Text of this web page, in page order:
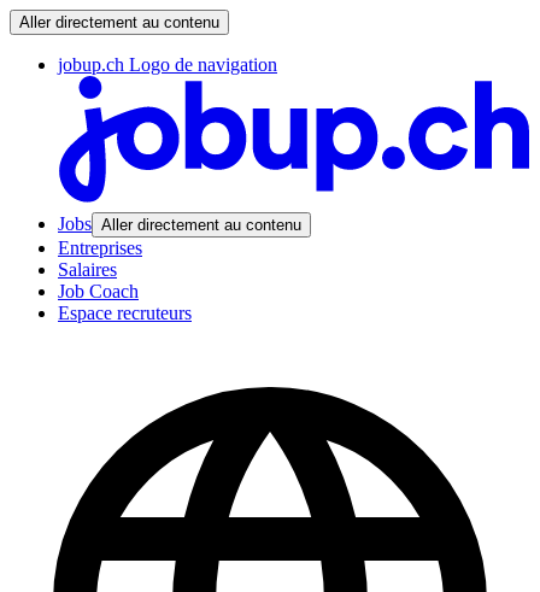
Aller directement au contenu
jobup.ch Logo de navigation
Jobs Aller directement au contenu
Entreprises
Salaires
Job Coach
Espace recruteurs